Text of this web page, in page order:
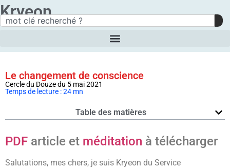
Kryeon
Le changement de conscience
Cercle du Douze du 5 mai 2021
Temps de lecture : 24 mn
Table des matières
PDF article et méditation à télécharger
Salutations, mes chers, je suis Kryeon du Service